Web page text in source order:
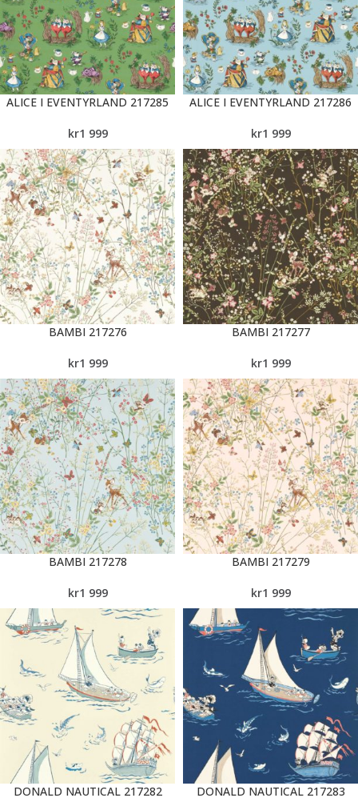
ALICE I EVENTYRLAND 217285
kr1 999
ALICE I EVENTYRLAND 217286
kr1 999
BAMBI 217276
kr1 999
BAMBI 217277
kr1 999
BAMBI 217278
kr1 999
BAMBI 217279
kr1 999
DONALD NAUTICAL 217282 DONALD NAUTICAL 217283